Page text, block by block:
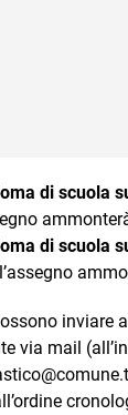
di scuola
di scuola
l’assegno
inviare
via mail